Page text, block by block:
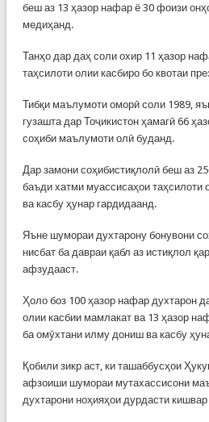
беш аз 13 ҳазор нафар ё 30 фоизи
медиҳанд.
Танҳо дар даҳ соли охир 11 ҳазор
таҳсилоти олии касбиро бо квотаи
Тибқи маълумоти оморӣ соли 1989,
гузашта дар Тоҷикистон ҳамагӣ 66
соҳиби маълумоти олӣ буданд.
Дар замони соҳибистиқлолӣ беш аз
баъди хатми муассисаҳои таҳсилоти
ва касбу ҳунар гардидаанд.
Яъне шумораи духтарону бонувони
нисбат ба давраи қабл аз истиқлол
афзудааст.
Ҳоло боз 100 ҳазор нафар духтарон
олии касбии мамлакат ва 13 ҳазор
ба омӯхтани илму дониш ва касбу
Қобили зикр аст, ки ташаббусҳои
афзоиши шумораи мутахассисони
духтарони ноҳияҳои дурдасти